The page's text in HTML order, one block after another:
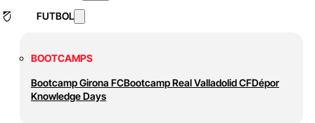
FUTBOL
BOOTCAMPS
Bootcamp Girona FCBootcamp Real Valladolid CFDépor
Knowledge Days